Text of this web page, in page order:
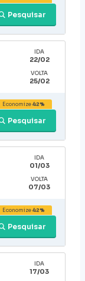
Pesquisar
IDA
22/02
VOLTA
25/02
Pesquisar
Economize42%
IDA
01/03
VOLTA
07/03
Pesquisar
Economize42%
IDA
17/03